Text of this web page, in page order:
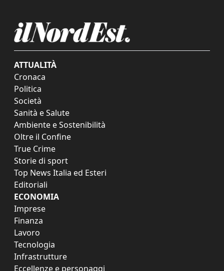
ATTUALITÀ
Cronaca
Politica
Società
Sanità e Salute
Ambiente e Sostenibilità
Oltre il Confine
True Crime
Storie di sport
Top News Italia ed Esteri
Editoriali
ECONOMIA
Imprese
Finanza
Lavoro
Tecnologia
Infrastrutture
Eccellenze e personaggi